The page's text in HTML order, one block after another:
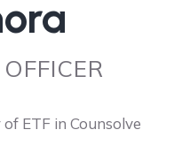
ETF in Counsolve